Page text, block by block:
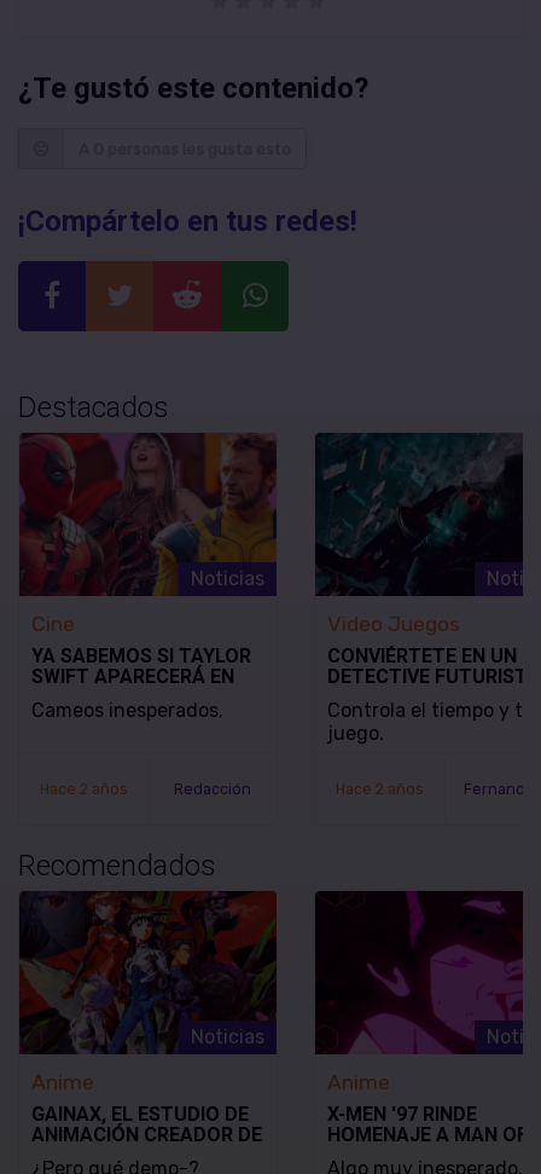
¿Te gustó este contenido?
¡Compártelo en tus redes!
Destacados
Noticias
Cine
YA SABEMOS SI TAYLOR
SWIFT APARECERÁ EN
DEADPOOL & WOLVERINE
Cameos inesperados.
Hace 2 años Redacción
Video Juegos
CONVIÉRTETE EN UN
DETECTIVE
SE REVELA EL MODO
JUEGO Y LA FECHA DE
LANZAMIENTO DE
Controla el tiempo y tu
juego.
Hace 2 años
Recomendados
Noticias
Anime
GAINAX, EL ESTUDIO DE
ANIMACIÓN CREADOR DE
EVANGELION, SE HA
¿Pero qué demo-?
Anime
X-MEN '97 RINDE
HOMENAJE A MAN OF
STEEL EN EL FINAL DE
Algo muy inesperado.